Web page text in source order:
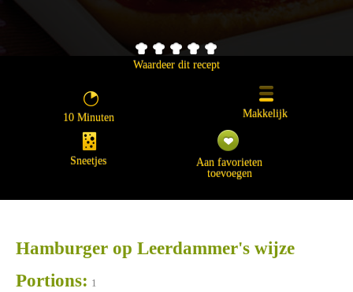
Waardeer dit recept
10 Minuten Makkelijk
Sneetjes
Aan favorieten
toevoegen
Hamburger op Leerdammer's wijze
Portions: 1